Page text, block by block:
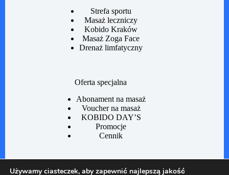
Strefa sportu
Masaż leczniczy
Kobido Kraków
Masaż Zoga Face
Drenaż limfatyczny
Oferta specjalna
Abonament na masaż
Voucher na masaż
KOBIDO DAY’S
Promocje
Cennik
Informacje
Używamy ciasteczek, aby zapewnić najlepszą jakość